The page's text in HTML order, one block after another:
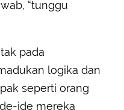
“tunggu
pada
logika dan
seperti orang
ide mereka